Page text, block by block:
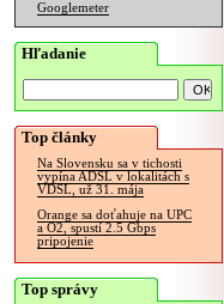
Googlemeter
Hľadanie
Top články
Na Slovensku sa v tichosti
vypína ADSL v lokalitách s
VDSL, už 31. mája
Orange sa doťahuje na UPC
a O2, spustí 2.5 Gbps
pripojenie
Top správy